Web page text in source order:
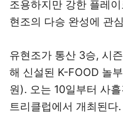
조용하지만 강한 플레
현조의 다승 완성에 관
유현조가 통산 3승, 시
해 신설된 K-FOOD 놀
원). 오는 10일부터 사
트리클럽에서 개최된다.